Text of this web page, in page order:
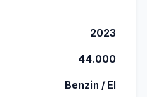
2023
44.000
Benzin / El